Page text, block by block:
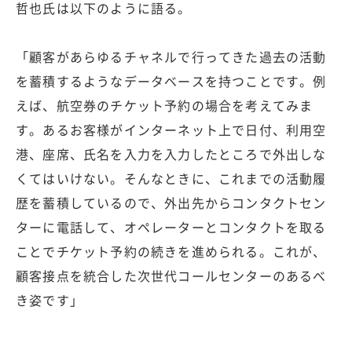
哲也氏は以下のように語る。
「顧客があらゆるチャネルで行ってきた過去の活動
を蓄積するようなデータベースを持つことです。例
えば、航空券のチケット予約の場合を考えてみま
す。あるお客様がインターネット上で日付、利用空
港、座席、氏名を入力を入力したところで外出しな
くてはいけない。そんなときに、これまでの活動履
歴を蓄積しているので、外出先からコンタクトセン
ターに電話して、オペレーターとコンタクトを取る
ことでチケット予約の続きを進められる。これが、
顧客接点を統合した次世代コールセンターのあるべ
き姿です」